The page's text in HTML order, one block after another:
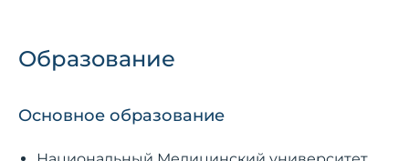
Образование
Основное образование